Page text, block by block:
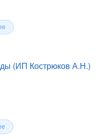
(ИП Кострюков А.Н.)